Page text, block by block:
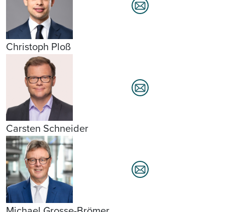
Christoph Ploß
Carsten Schneider